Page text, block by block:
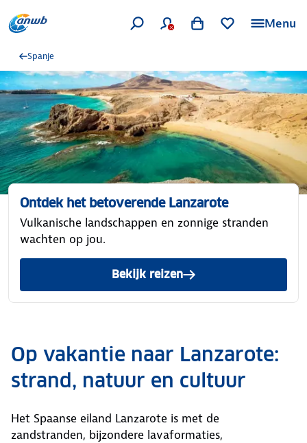
Menu
Spanje
Ontdek het betoverende Lanzarote
Vulkanische landschappen en zonnige stranden
wachten op jou.
Bekijk reizen
Op vakantie naar Lanzarote:
strand, natuur en cultuur
Het Spaanse eiland Lanzarote is met de
zandstranden, bijzondere lavaformaties,